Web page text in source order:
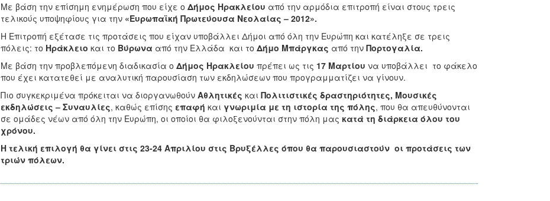
Με βάση την επίσημη ενημέρωση που είχε ο Δήμος Ηρακλείου από την αρμόδια επιτροπή είναι στους τρεις
τελικούς υποψηφίους για την «Ευρωπαϊκή Πρωτεύουσα Νεολαίας – 2012».
Η Επιτροπή εξέτασε τις προτάσεις που είχαν υποβάλλει Δήμοι από όλη την Ευρώπη και κατέληξε σε τρεις
πόλεις: το Ηράκλειο και το Βύρωνα από την Ελλάδα και το Δήμο Μπάργκας από την Πορτογαλία.
Με βάση την προβλεπόμενη διαδικασία ο Δήμος Ηρακλείου πρέπει ως τις 17 Μαρτίου να υποβάλλει το φάκελο
που έχει κατατεθεί με αναλυτική παρουσίαση των εκδηλώσεων που προγραμματίζει να γίνουν.
Πιο συγκεκριμένα πρόκειται να διοργανωθούν Αθλητικές και Πολιτιστικές δραστηριότητες, Μουσικές
εκδηλώσεις – Συναυλίες, καθώς επίσης επαφή και γνωριμία με τη ιστορία της πόλης, που θα απευθύνονται
σε ομάδες νέων από όλη την Ευρώπη, οι οποίοι θα φιλοξενούνται στην πόλη μας κατά τη διάρκεια όλου του
χρόνου.
Η τελική επιλογή θα γίνει στις 23-24 Απριλίου στις Βρυξέλλες όπου θα παρουσιαστούν οι προτάσεις των
τριών πόλεων.